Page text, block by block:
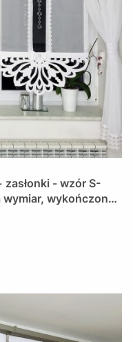
zasłonki - wzór S-
wymiar, wykończony